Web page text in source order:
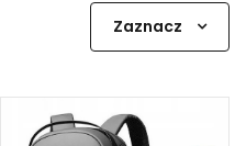
Zaznacz